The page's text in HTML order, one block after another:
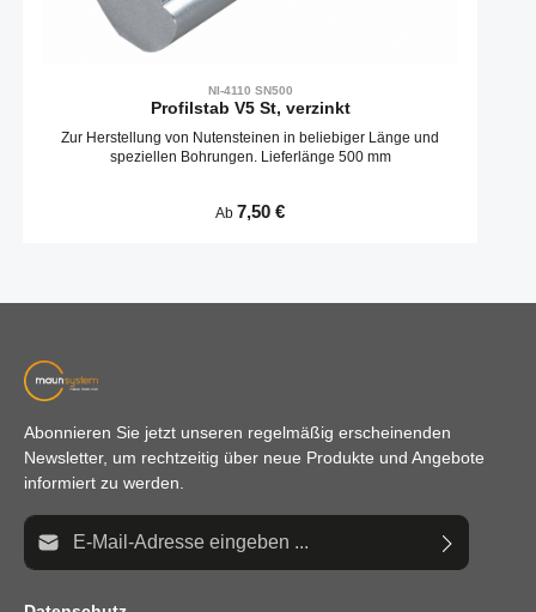
NI-4110 SN500
Profilstab V5 St, verzinkt
Zur Herstellung von Nutensteinen in beliebiger Länge und
speziellen Bohrungen. Lieferlänge 500 mm
Regulärer Preis:
Ab 7,50 €
Abonnieren Sie jetzt unseren regelmäßig erscheinenden
Newsletter, um rechtzeitig über neue Produkte und Angebote
informiert zu werden.
E-Mail-Adresse*